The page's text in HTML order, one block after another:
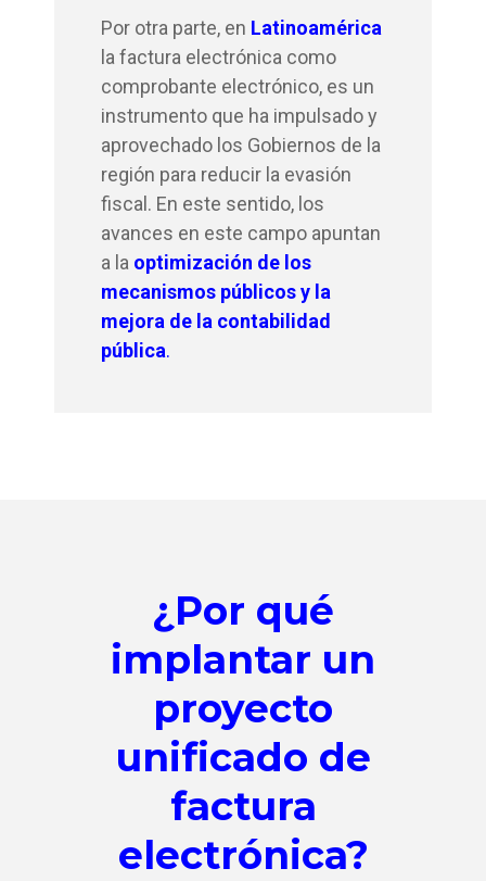
Por otra parte, en Latinoamérica
la factura electrónica como
comprobante electrónico, es un
instrumento que ha impulsado y
aprovechado los Gobiernos de la
región para reducir la evasión
fiscal. En este sentido, los
avances en este campo apuntan
a la optimización de los
mecanismos públicos y la
mejora de la contabilidad
pública.
¿Por qué
implantar un
proyecto
unificado de
factura
electrónica?